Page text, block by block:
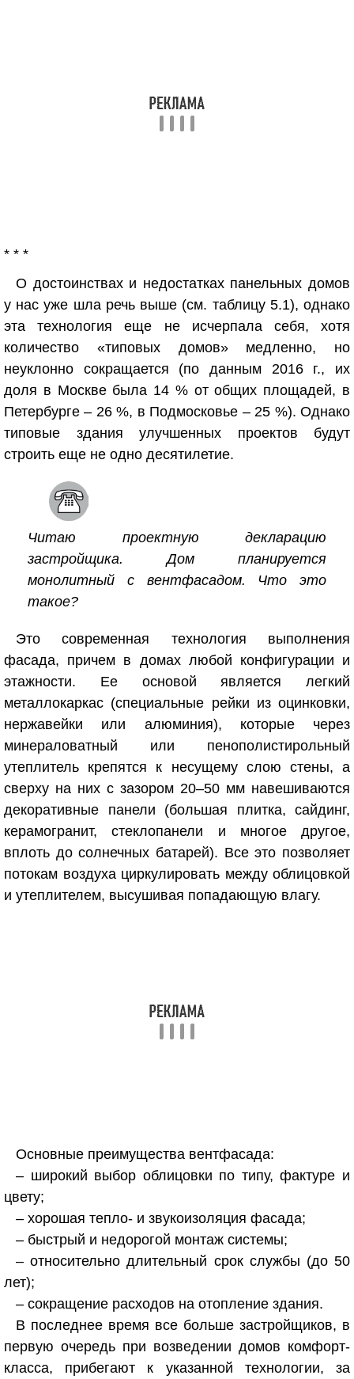
* * *
О достоинствах и недостатках панельных домов
у нас уже шла речь выше (см. таблицу 5.1), однако
эта технология еще не исчерпала себя, хотя
количество «типовых домов» медленно, но
неуклонно сокращается (по данным 2016 г., их
доля в Москве была 14 % от общих площадей, в
Петербурге – 26 %, в Подмосковье – 25 %). Однако
типовые здания улучшенных проектов будут
строить еще не одно десятилетие.
Читаю проектную декларацию
застройщика. Дом планируется
монолитный с вентфасадом. Что это
такое?
Это современная технология выполнения
фасада, причем в домах любой конфигурации и
этажности. Ее основой является легкий
металлокаркас (специальные рейки из оцинковки,
нержавейки или алюминия), которые через
минераловатный или пенополистирольный
утеплитель крепятся к несущему слою стены, а
сверху на них с зазором 20–50 мм навешиваются
декоративные панели (большая плитка, сайдинг,
керамогранит, стеклопанели и многое другое,
вплоть до солнечных батарей). Все это позволяет
потокам воздуха циркулировать между облицовкой
и утеплителем, высушивая попадающую влагу.
Основные преимущества вентфасада:
– широкий выбор облицовки по типу, фактуре и
цвету;
– хорошая тепло- и звукоизоляция фасада;
– быстрый и недорогой монтаж системы;
– относительно длительный срок службы (до 50
лет);
– сокращение расходов на отопление здания.
В последнее время все больше застройщиков, в
первую очередь при возведении домов комфорт-
класса, прибегают к указанной технологии, за